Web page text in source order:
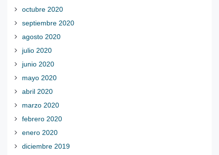
octubre 2020
septiembre 2020
agosto 2020
julio 2020
junio 2020
mayo 2020
abril 2020
marzo 2020
febrero 2020
enero 2020
diciembre 2019